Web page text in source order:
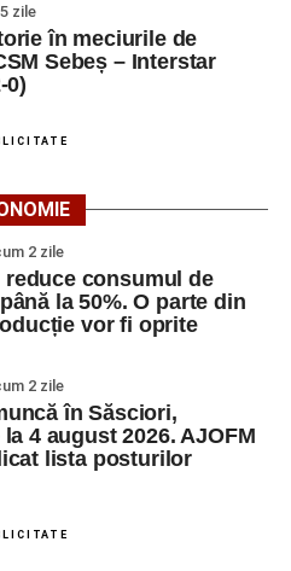
zile
în meciurile de
Sebeș – Interstar
0)
2 zile
consumul de
la 50%. O parte din
vor fi oprite
2 zile
în Săsciori,
4 august 2026. AJOFM
lista posturilor